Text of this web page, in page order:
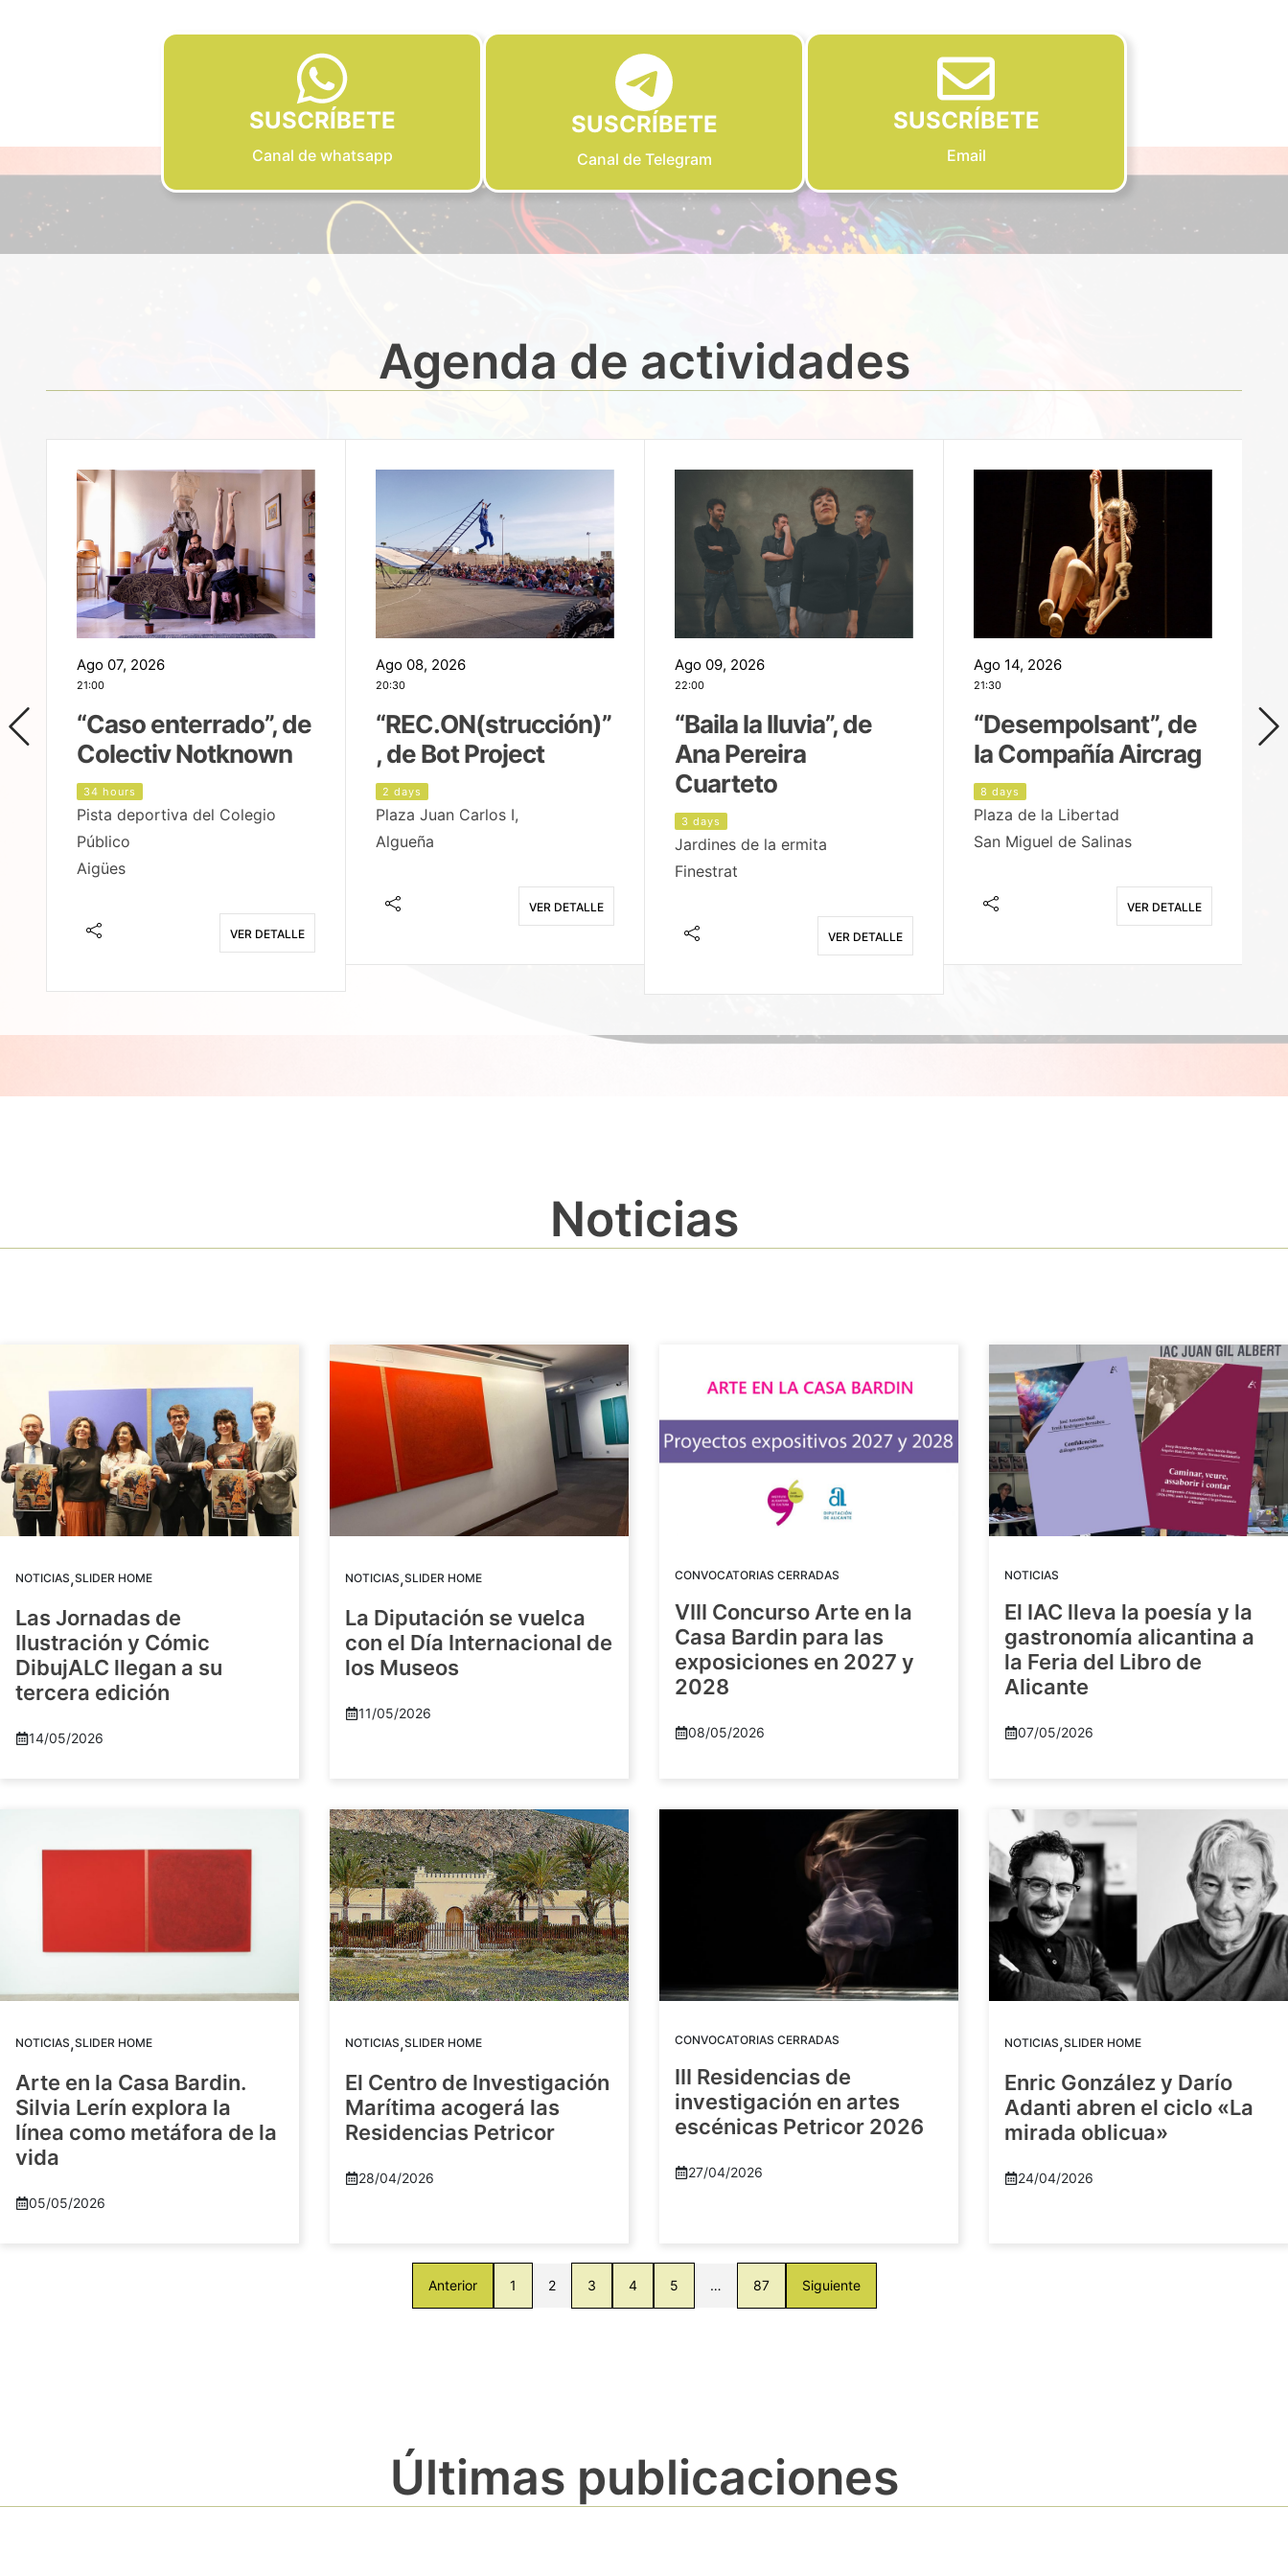
SUSCRÍBETE
Canal de whatsapp
SUSCRÍBETE
Canal de Telegram
SUSCRÍBETE
Email
Agenda de actividades
Ago 07, 2026
21:00
“Caso enterrado”, de
Colectiv Notknown
34 hours
Pista deportiva del Colegio
Público
Aigües
VER DETALLE
Ago 08, 2026
20:30
“REC.ON(strucción)”
, de Bot Project
2 days
Plaza Juan Carlos I,
Algueña
VER DETALLE
Ago 09, 2026
22:00
“Baila la lluvia”, de
Ana Pereira
Cuarteto
3 days
Jardines de la ermita
Finestrat
VER DETALLE
Ago 14, 2026
21:30
“Desempolsant”, de
la Compañía Aircrag
8 days
Plaza de la Libertad
San Miguel de Salinas
VER DETALLE
Noticias
NOTICIAS,SLIDER HOME
Las Jornadas de
Ilustración y Cómic
DibujALC llegan a su
tercera edición
14/05/2026
NOTICIAS,SLIDER HOME
La Diputación se vuelca
con el Día Internacional de
los Museos
11/05/2026
CONVOCATORIAS CERRADAS
VIII Concurso Arte en la
Casa Bardin para las
exposiciones en 2027 y
2028
08/05/2026
NOTICIAS
El IAC lleva la poesía y la
gastronomía alicantina a
la Feria del Libro de
Alicante
07/05/2026
NOTICIAS,SLIDER HOME
Arte en la Casa Bardin.
Silvia Lerín explora la
línea como metáfora de la
vida
05/05/2026
NOTICIAS,SLIDER HOME
El Centro de Investigación
Marítima acogerá las
Residencias Petricor
28/04/2026
CONVOCATORIAS CERRADAS
III Residencias de
investigación en artes
escénicas Petricor 2026
27/04/2026
NOTICIAS,SLIDER HOME
Enric González y Darío
Adanti abren el ciclo «La
mirada oblicua»
24/04/2026
Anterior 1 2 3 4 5 … 87 Siguiente
Últimas publicaciones